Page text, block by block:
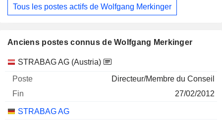
Tous les postes actifs de Wolfgang Merkinger
Anciens postes connus de Wolfgang Merkinger
Sociétés Poste Fin
STRABAG AG (Austria)
Directeur/Membre du Conseil
27/02/2012
STRABAG AG